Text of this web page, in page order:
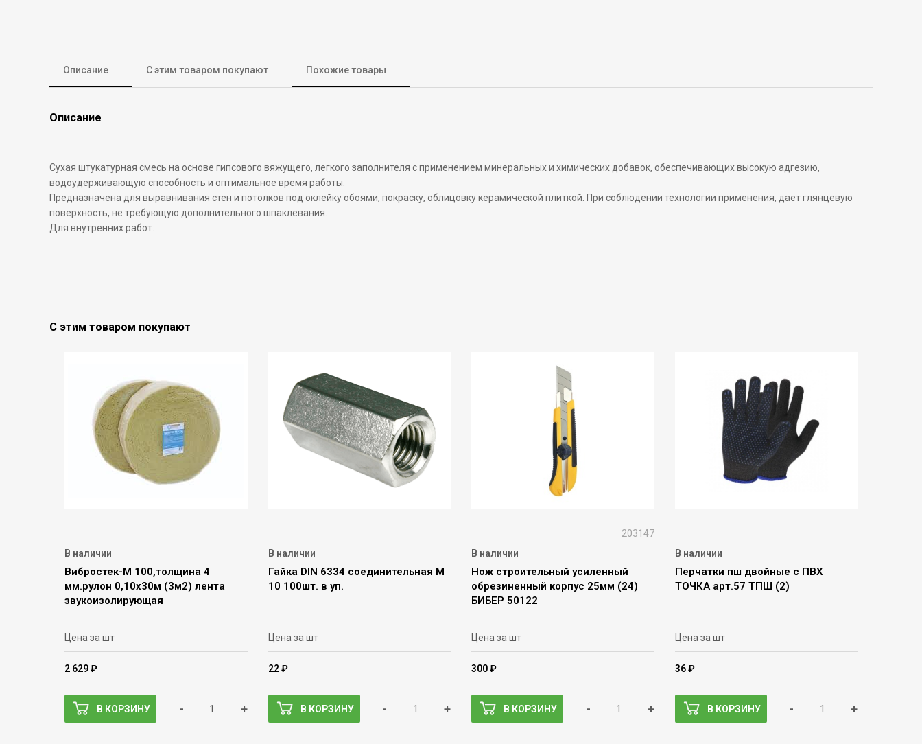
Описание С этим товаром покупают Похожие товары
Описание
Cухая штукатурная смесь на основе гипсового вяжущего, легкого заполнителя с применением минеральных и химических добавок, обеспечивающих высокую адгезию,
водоудерживающую способность и оптимальное время работы.
Предназначена для выравнивания стен и потолков под оклейку обоями, покраску, облицовку керамической плиткой. При соблюдении технологии применения, дает глянцевую
поверхность, не требующую дополнительного шпаклевания.
Для внутренних работ.
С этим товаром покупают
В наличии
Вибростек-М 100,толщина 4
мм.рулон 0,10х30м (3м2) лента
звукоизолирующая
Цена за шт
2 629 ₽
В КОРЗИНУ - +
В наличии
Гайка DIN 6334 соединительная М
10 100шт. в уп.
Цена за шт
22 ₽
В КОРЗИНУ - +
203147
В наличии
Нож строительный усиленный
обрезиненный корпус 25мм (24)
БИБЕР 50122
Цена за шт
300 ₽
В КОРЗИНУ - +
В наличии
Перчатки пш двойные с ПВХ
ТОЧКА арт.57 ТПШ (2)
Цена за шт
36 ₽
В КОРЗИНУ - +